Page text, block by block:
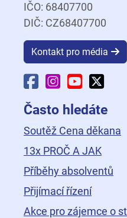
IČO: 68407700
DIČ: CZ68407700
Kontakt pro média
Facebook Fakulty
Instagram
Často hledáte
Soutěž Cena děkana
13x PROČ A JAK
Příběhy absolventů
Přijímací řízení
Akce pro zájemce o